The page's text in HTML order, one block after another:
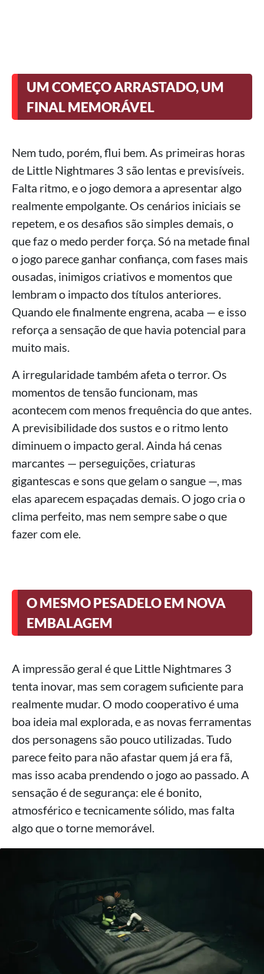
UM COMEÇO ARRASTADO, UM
FINAL MEMORÁVEL
Nem tudo, porém, flui bem. As primeiras horas
de Little Nightmares 3 são lentas e previsíveis.
Falta ritmo, e o jogo demora a apresentar algo
realmente empolgante. Os cenários iniciais se
repetem, e os desafios são simples demais, o
que faz o medo perder força. Só na metade final
o jogo parece ganhar confiança, com fases mais
ousadas, inimigos criativos e momentos que
lembram o impacto dos títulos anteriores.
Quando ele finalmente engrena, acaba — e isso
reforça a sensação de que havia potencial para
muito mais.
A irregularidade também afeta o terror. Os
momentos de tensão funcionam, mas
acontecem com menos frequência do que antes.
A previsibilidade dos sustos e o ritmo lento
diminuem o impacto geral. Ainda há cenas
marcantes — perseguições, criaturas
gigantescas e sons que gelam o sangue —, mas
elas aparecem espaçadas demais. O jogo cria o
clima perfeito, mas nem sempre sabe o que
fazer com ele.
O MESMO PESADELO EM NOVA
EMBALAGEM
A impressão geral é que Little Nightmares 3
tenta inovar, mas sem coragem suficiente para
realmente mudar. O modo cooperativo é uma
boa ideia mal explorada, e as novas ferramentas
dos personagens são pouco utilizadas. Tudo
parece feito para não afastar quem já era fã,
mas isso acaba prendendo o jogo ao passado. A
sensação é de segurança: ele é bonito,
atmosférico e tecnicamente sólido, mas falta
algo que o torne memorável.